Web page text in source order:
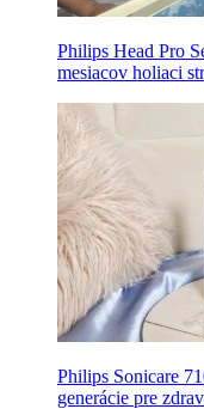
Philips Head Pro
mesiacov holiaci
Philips Sonicare
generácie pre